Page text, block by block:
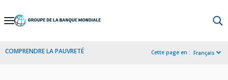
Skip
Navigation
COMPRENDRE LA PAUVRETÉ Cette page en : Français